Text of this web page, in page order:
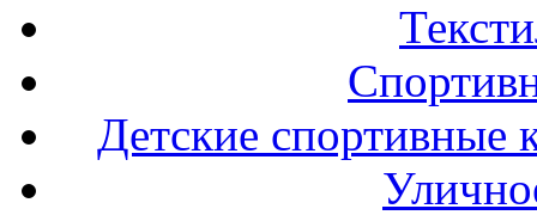
Детские спортивные